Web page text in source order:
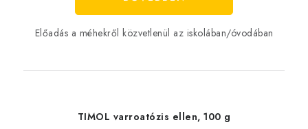
Előadás a méhekről közvetlenül az iskolában/óvodában
TIMOL varroatózis ellen, 100 g